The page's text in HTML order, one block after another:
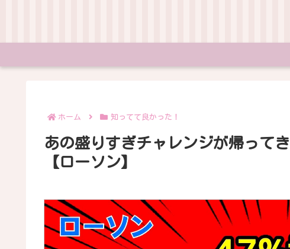
ホーム 知ってて良かった！
あの盛りすぎチャレンジが帰って
【ローソン】